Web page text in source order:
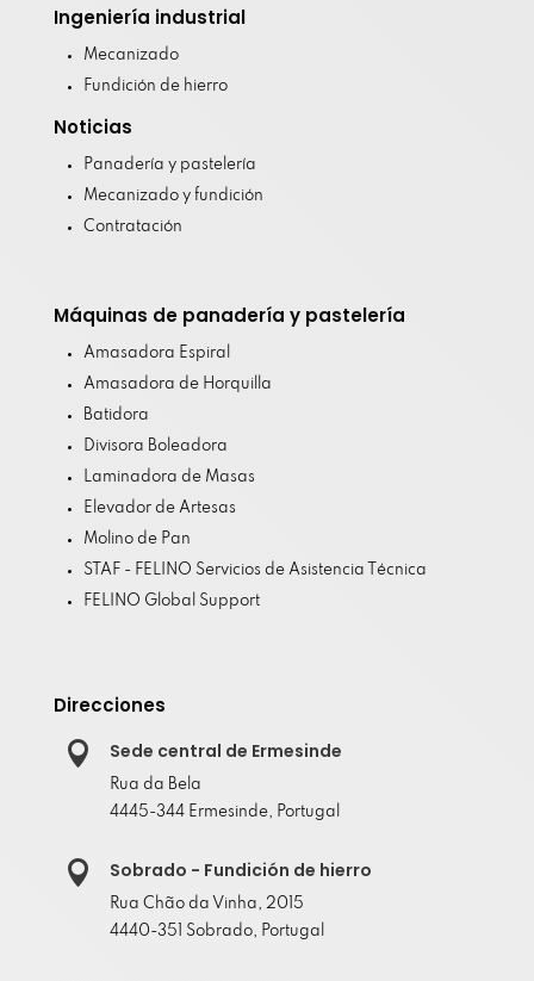
Ingeniería industrial
Mecanizado
Fundición de hierro
Noticias
Panadería y pastelería
Mecanizado y fundición
Contratación
Máquinas de panadería y pastelería
Amasadora Espiral
Amasadora de Horquilla
Batidora
Divisora Boleadora
Laminadora de Masas
Elevador de Artesas
Molino de Pan
STAF - FELINO Servicios de Asistencia Técnica
FELINO Global Support
Direcciones
 Sede central de Ermesinde
Rua da Bela
4445-344 Ermesinde, Portugal
 Sobrado - Fundición de hierro
Rua Chão da Vinha, 2015
4440-351 Sobrado, Portugal